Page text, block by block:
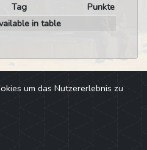
Tag
Punkte
in table
um das Nutzererlebnis zu